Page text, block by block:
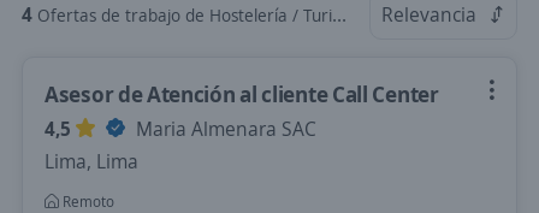
4 Ofertas de trabajo de Hostelería / Turismo en Sullana, Piura Relevancia
Asesor de Atención al cliente Call Center
4,5
Maria Almenara SAC
Lima, Lima
Remoto